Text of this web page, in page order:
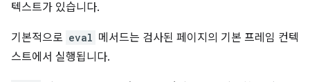
텍스트가 있습니다.
기본적으로 eval 메서드는 검사된 페이지의 기본 프레임 컨텍
스트에서 실행됩니다.